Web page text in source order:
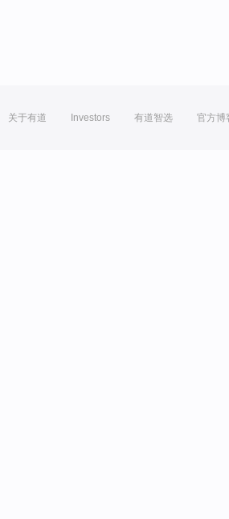
关于有道 Investors 有道智选 官方博